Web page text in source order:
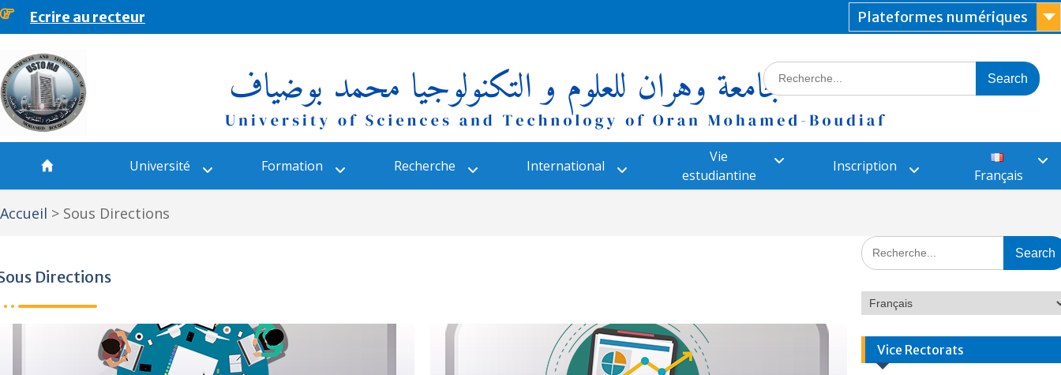
principalEcrire au recteur Plateformes numériques
Université Formation Recherche International
Vie
estudiantine
Inscription
Français
Accueil > Sous Directions
Directions
Vice Rectorats